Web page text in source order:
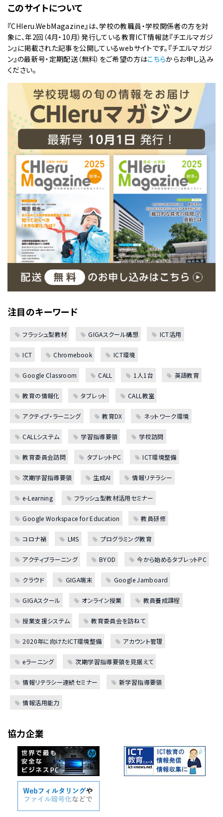
このサイトについて
『CHIeru.WebMagazine』は、学校の教職員・学校関係者の方を対
象に、年2回（4月・10月）発行している教育ICT情報誌『チエルマガジ
ン』に掲載された記事を公開しているwebサイトです。『チエルマガジ
ン』の最新号・定期配送（無料）をご希望の方はこちらからお申し込み
ください。
注目のキーワード
フラッシュ型教材 GIGAスクール構想 ICT活用
ICT Chromebook ICT環境
Google Classroom CALL 1人1台 英語教育
教育の情報化 タブレット CALL教室
アクティブ・ラーニング 教育DX ネットワーク環境
CALLシステム 学習指導要領 学校訪問
教育委員会訪問 タブレットPC ICT環境整備
次期学習指導要領 生成AI 情報リテラシー
e-Learning フラッシュ型教材活用セミナー
Google Workspace for Education 教員研修
コロナ禍 LMS プログラミング教育
アクティブラーニング BYOD 今から始めるタブレットPC
クラウド GIGA端末 Google Jamboard
GIGAスクール オンライン授業 教員養成課程
授業支援システム 教育委員会を訪ねて
2020年に向けたICT環境整備 アカウント管理
eラーニング 次期学習指導要領を見据えて
情報リテラシー連続セミナー 新学習指導要領
情報活用能力
協力企業